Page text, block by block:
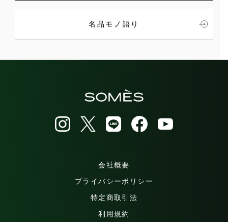
名品モノ語り
会社概要
プライバシーポリシー
特定商取引法
利用規約